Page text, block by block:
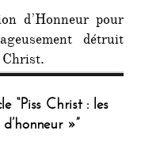
d’Honneur pour
détruit
“Piss Christ : les
»”